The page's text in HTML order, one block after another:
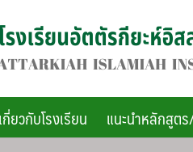
เกี่ยวกับโรงเรียน แนะนำหลักสูต